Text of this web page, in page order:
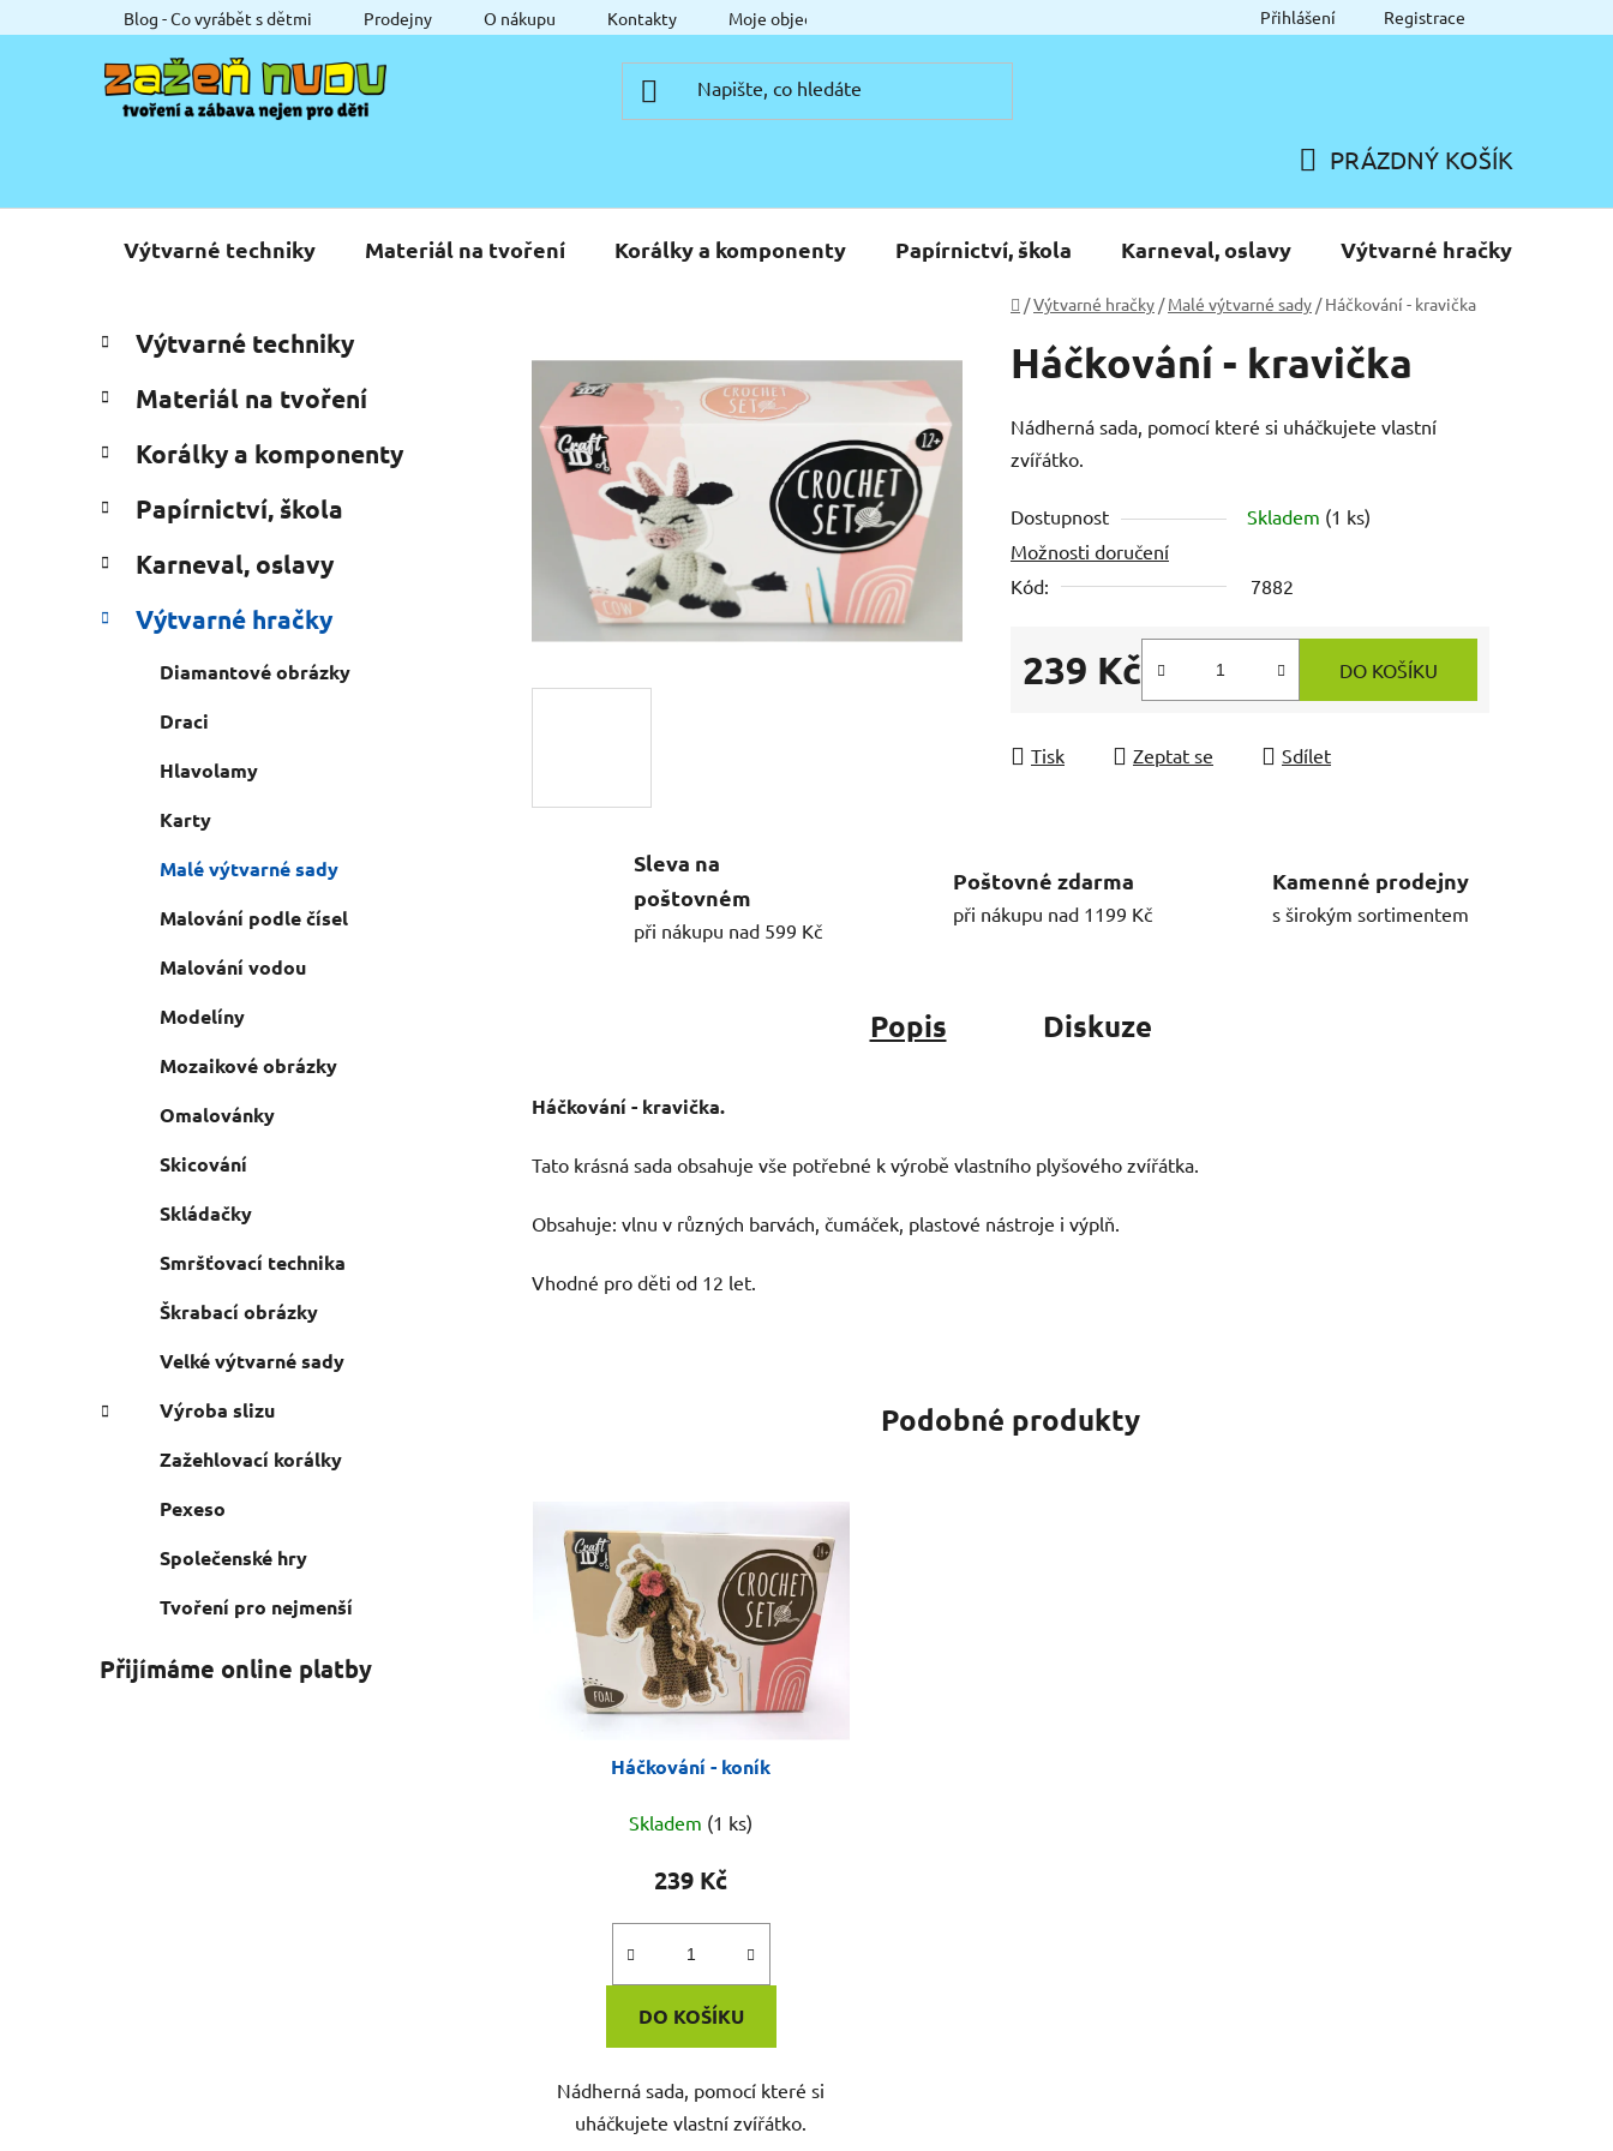
na
Blog - Co vyrábět s dětmi Prodejny O nákupu Kontakty Moje objednávka Přihlášení Registrace
KOŠÍK
PRÁZDNÝ KOŠÍK
Výtvarné techniky Materiál na tvoření Korálky a komponenty Papírnictví, škola Karneval, oslavy Výtvarné hračky
Domů
/Výtvarné hračky / Malé výtvarné sady / Háčkování - kravička
P
o
s
r
n
n
í
p
Přeskočit
kategorie
a
e
o
i
Výtvarné techniky
Materiál na tvoření
Korálky a komponenty
Papírnictví, škola
Karneval, oslavy
Výtvarné hračky
Diamantové obrázky
Draci
Hlavolamy
Karty
Malé výtvarné sady
Malování podle čísel
Malování vodou
Modelíny
Mozaikové obrázky
Omalovánky
Skicování
Skládačky
Smršťovací technika
Škrabací obrázky
Velké výtvarné sady
Výroba slizu
Zažehlovací korálky
Pexeso
Společenské hry
Tvoření pro nejmenší
Přijímáme online platby
Háčkování - kravička
Nádherná sada, pomocí které si uháčkujete vlastní
zvířátko.
Dostupnost Skladem (1 ks)
Možnosti doručení
Kód:
7882
239 Kč DO KOŠÍKU
Tisk Zeptat se Sdílet
Sleva na
poštovném
při nákupu nad 599 Kč
Poštovné zdarma
při nákupu nad 1199 Kč
Kamenné prodejny
s širokým sortimentem
Popis Diskuze
Háčkování - kravička.
Tato krásná sada obsahuje vše potřebné k výrobě vlastního plyšového zvířátka.
Obsahuje: vlnu v různých barvách, čumáček, plastové nástroje i výplň.
Vhodné pro děti od 12 let.
Podobné produkty
Háčkování - koník
Skladem (1 ks)
239 Kč
DO KOŠÍKU
Nádherná sada, pomocí které si
uháčkujete vlastní zvířátko.